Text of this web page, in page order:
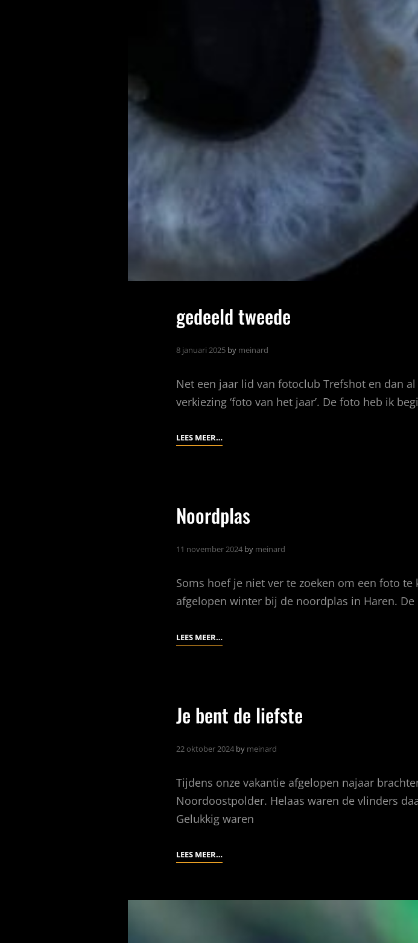
gedeeld tweede
8 januari 2025 by meinard
Net een jaar lid van fotoclub Trefshot en dan
verkiezing ‘foto van het jaar’. De foto heb ik
LEES MEER…GEDEELD
Noordplas
11 november 2024 by meinard
Soms hoef je niet ver te zoeken om een foto
afgelopen winter bij de noordplas in Haren.
LEES MEER…
Je bent de liefste
22 oktober 2024 by meinard
Tijdens onze vakantie afgelopen najaar
Noordoostpolder. Helaas waren de vlinders
Gelukkig waren
LEES MEER…JE
LIEFSTE